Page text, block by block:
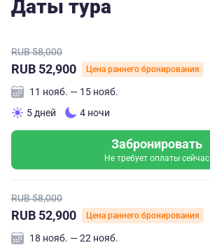
Даты тура
RUB 58,000
RUB 52,900 Цена раннего бронирования
11 нояб. — 15 нояб.
5 дней
4 ночи
Забронировать
Не требует оплаты сейчас
RUB 58,000
RUB 52,900 Цена раннего бронирования
18 нояб. — 22 нояб.